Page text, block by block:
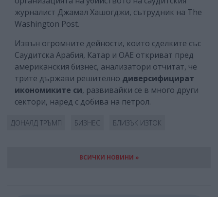
журналист Джамал Хашогджи, сътрудник на The
Washington Post.
Извън огромните дейности, които сделките със
Саудитска Арабия, Катар и ОАЕ откриват пред
американския бизнес, анализатори отчитат, че
трите държави решително диверсифицират
икономиките си, развивайки се в много други
сектори, наред с добива на петрол.
ДОНАЛД ТРЪМП БИЗНЕС БЛИЗЪК ИЗТОК
ВСИЧКИ НОВИНИ »